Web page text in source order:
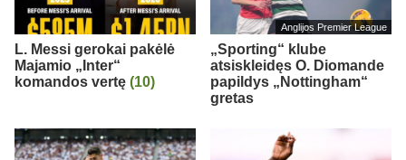
L. Messi gerokai pakėlė
Majamio „Inter“
komandos vertę (10)
Anglijos Premier League
„Sporting“ klube
atsiskleidęs O. Diomande
papildys „Nottingham“
gretas